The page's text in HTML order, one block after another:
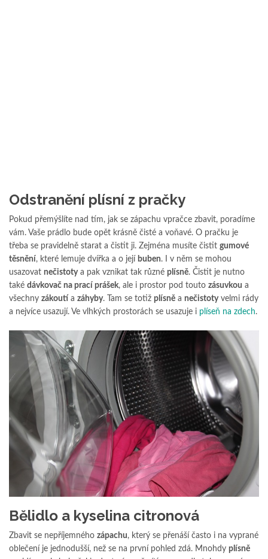
Odstranění plísní z pračky
Pokud přemýšlíte nad tím, jak se zápachu vpračce zbavit, poradíme
vám. Vaše prádlo bude opět krásně čisté a voňavé. O pračku je
třeba se pravidelně starat a čistit ji. Zejména musíte čistit gumové
těsnění, které lemuje dvířka a o její buben. I v něm se mohou
usazovat nečistotya pak vznikat tak různé plísně. Čistit je nutno
také dávkovač na prací prášek, ale i prostor pod touto zásuvkou a
všechny zákoutí a záhyby. Tam se totiž plísně a nečistotyvelmi rády
a nejvíce usazují. Ve vlhkých prostorách se usazuje i plíseň na zdech.
Bělidlo a kyselina citronová
Zbavit se nepříjemného zápachu, který se přenáší často i na vyprané
oblečení je jednodušší, než se na první pohled zdá. Mnohdy plísně